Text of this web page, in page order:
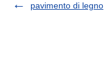
pavimento di legno